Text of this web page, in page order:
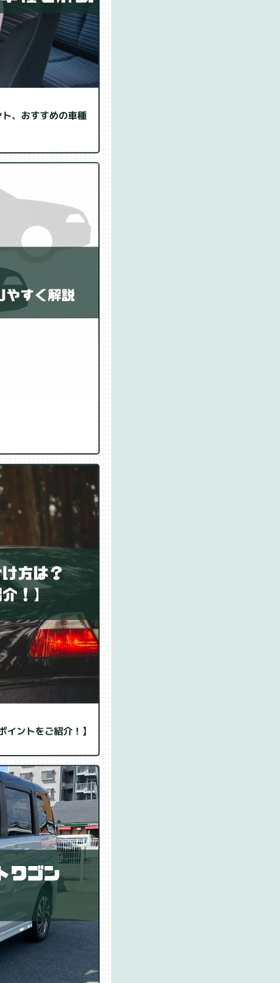
、おすすめの車種
ントをご紹介！】